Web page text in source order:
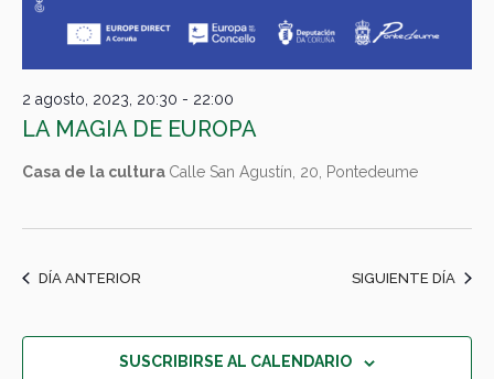
LA MAGIA DE EUROPA
2 agosto, 2023, 20:30 - 22:00
Casa de la cultura Calle San Agustín, 20, Pontedeume
DÍA ANTERIOR SIGUIENTE DÍA
SUSCRIBIRSE AL CALENDARIO